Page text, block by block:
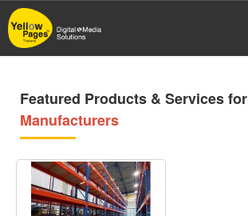
Skip
to
main
Featured Products & Services for
Manufacturers